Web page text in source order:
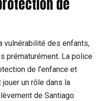
de
vulnérabilité des enfants,
prématurément. La police
de l’enfance et
un rôle dans la
de Santiago